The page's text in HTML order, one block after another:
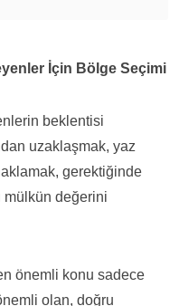
İçin Bölge Seçimi
beklentisi
uzaklaşmak, yaz
gerektiğinde
mülkün değerini
önemli konu sadece
olan, doğru